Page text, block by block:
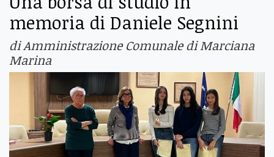
memoria di Daniele Segnini
di Amministrazione Comunale di Marciana
Marina